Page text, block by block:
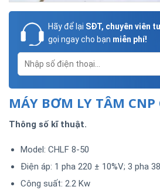
Hãy để lại SĐT, chuyên viên
gọi ngay cho bạn miễn phí!
MÁY BƠM LY TÂM CNP
Thông số kĩ thuật.
Model: CHLF 8-50
Điện áp: 1 pha 220 ± 10%V; 3 pha
Công suất: 2.2 Kw